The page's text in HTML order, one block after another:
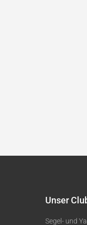
Unser
Segel- und